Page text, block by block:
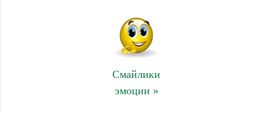
Смайлики
эмоции »